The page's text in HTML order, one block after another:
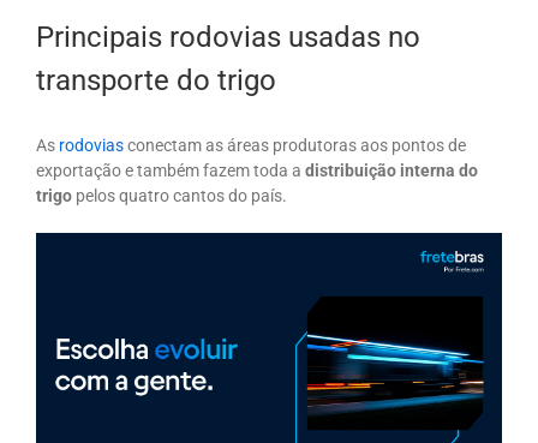
Principais rodovias usadas no
transporte do trigo
As rodoviasconectam as áreas produtoras aos pontos de
exportação e também fazem toda a distribuição interna do
trigo pelos quatro cantos do país.